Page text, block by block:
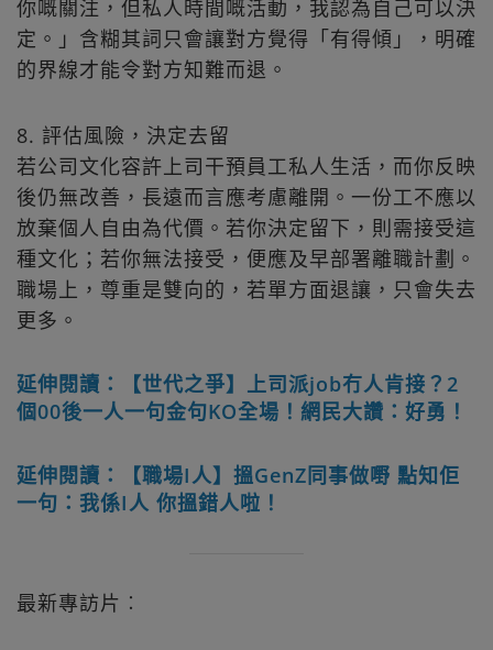
你嘅關注，但私人時間嘅活動，我認為自己可以決
定。」含糊其詞只會讓對方覺得「有得傾」，明確
的界線才能令對方知難而退。
8. 評估風險，決定去留
若公司文化容許上司干預員工私人生活，而你反映
後仍無改善，長遠而言應考慮離開。一份工不應以
放棄個人自由為代價。若你決定留下，則需接受這
種文化；若你無法接受，便應及早部署離職計劃。
職場上，尊重是雙向的，若單方面退讓，只會失去
更多。
延伸閱讀：【世代之爭】上司派job冇人肯接？2
個00後一人一句金句KO全場！網民大讚：好勇！
延伸閱讀：【職場I人】搵GenZ同事做嘢 點知佢
一句：我係I人 你搵錯人啦！
最新專訪片︰